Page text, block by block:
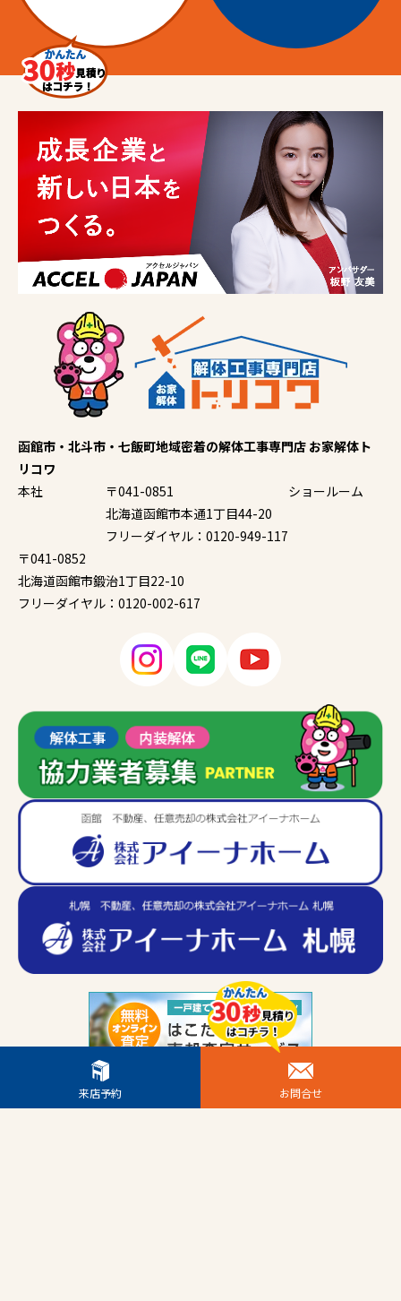
函館市・北斗市・七飯町地域密着の解体工事専門店 お家解体ト
リコワ
本社
〒041-0851
北海道函館市本通1丁目44-20
フリーダイヤル：0120-949-117
ショールーム
〒041-0852
北海道函館市鍛治1丁目22-10
フリーダイヤル：0120-002-617
来店予約 お問合せ